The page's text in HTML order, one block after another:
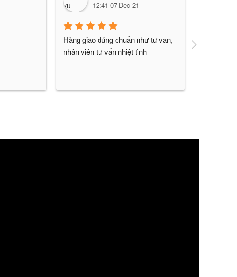
12:41 07 Dec 21
Hàng giao đúng chuẩn như tư vấn,
nhân viên tư vấn nhiệt tình